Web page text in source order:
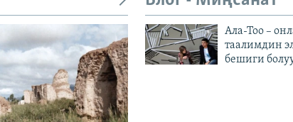
Ала-Тоо –
таалимдин
бешиги